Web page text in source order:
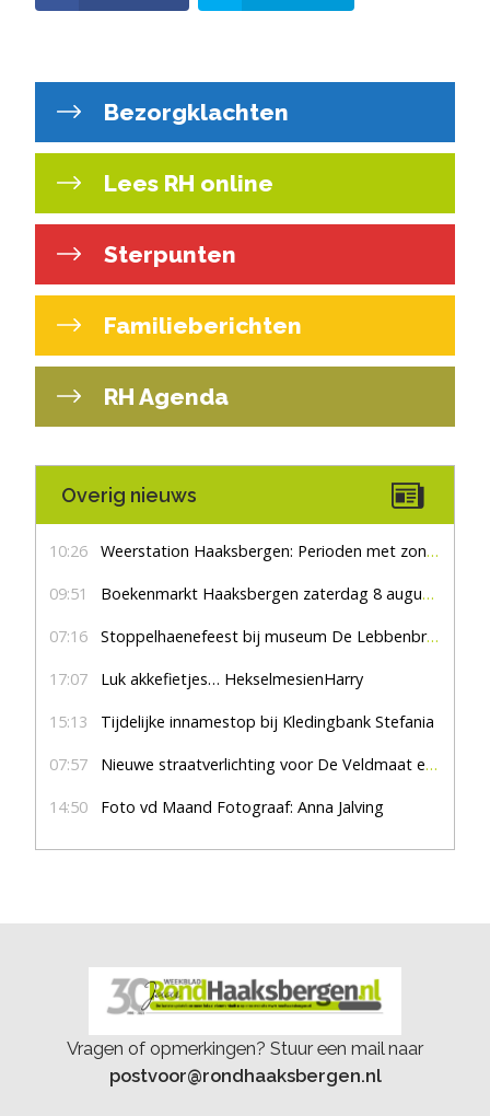
Bezorgklachten
Lees RH online
Sterpunten
Familieberichten
RH Agenda
Overig nieuws
10:26 Weerstation Haaksbergen: Perioden met zon en droog
09:51 Boekenmarkt Haaksbergen zaterdag 8 augustus, marktplein Haaksbergen
07:16 Stoppelhaenefeest bij museum De Lebbenbrugge
17:07 Luk akkefietjes… HekselmesienHarry
15:13 Tijdelijke innamestop bij Kledingbank Stefania
07:57 Nieuwe straatverlichting voor De Veldmaat en De Pas
14:50 Foto vd Maand Fotograaf: Anna Jalving
Vragen of opmerkingen? Stuur een mail naar
postvoor@rondhaaksbergen.nl